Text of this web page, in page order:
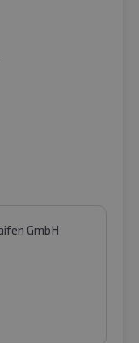
GmbH